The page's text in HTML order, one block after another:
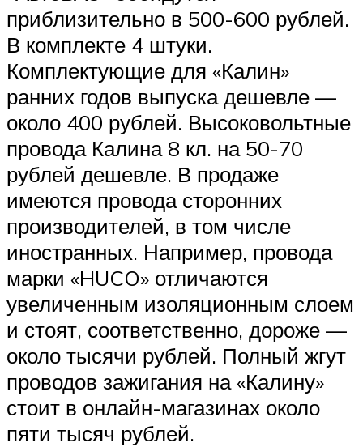
приблизительно в 500-600 рублей.
В комплекте 4 штуки.
Комплектующие для «Калин»
ранних годов выпуска дешевле —
около 400 рублей. Высоковольтные
провода Калина 8 кл. на 50-70
рублей дешевле. В продаже
имеются провода сторонних
производителей, в том числе
иностранных. Например, провода
марки «HUCO» отличаются
увеличенным изоляционным слоем
и стоят, соответственно, дороже —
около тысячи рублей. Полный жгут
проводов зажигания на «Калину»
стоит в онлайн-магазинах около
пяти тысяч рублей.